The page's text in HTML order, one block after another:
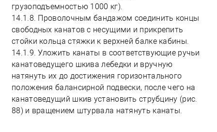
грузоподъемностью 1000 кг).
14.1.8. Проволочным бандажом соединить концы
свободных канатов с несущими и прикрепить
стойки кольца стяжки к верхней балке кабины.
14.1.9. Уложить канаты в соответствующие ручьи
канатоведущего шкива лебедки и вручную
натянуть их до достижения горизонтального
положения балансирной подвески, после чего на
канатоведущий шкив установить струбцину (рис.
88) и вращением штурвала натянуть канаты.